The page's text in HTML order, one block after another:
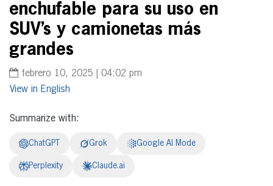
enchufable para su uso en
SUV’s y camionetas más
grandes
febrero 10, 2025 | 04:02 pm
English
Summarize with:
ChatGPT Grok Google AI Mode
Perplexity Claude.ai